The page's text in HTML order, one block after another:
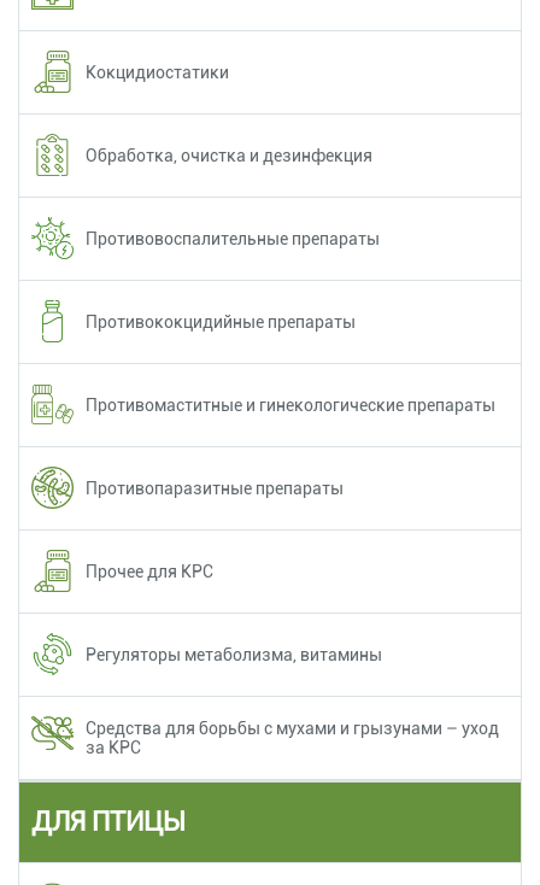
Кокцидиостатики
Обработка, очистка и дезинфекция
Противовоспалительные препараты
Противококцидийные препараты
Противомаститные и гинекологические препараты
Противопаразитные препараты
Прочее для КРС
Регуляторы метаболизма, витамины
Средства для борьбы с мухами и грызунами – уход
за КРС
ДЛЯ ПТИЦЫ